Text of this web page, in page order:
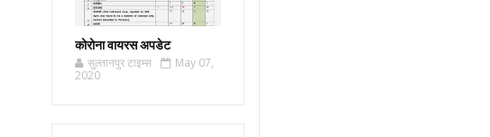
कोरोना वायरस अपडेट
सुल्तानपुर टाइम्स
May 07,
2020